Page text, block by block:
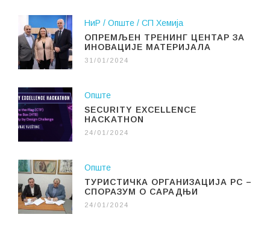
НиР Опште
СП Хемија
ОПРЕМЉЕН ТРЕНИНГ ЦЕНТАР ЗА
ИНОВАЦИЈЕ МАТЕРИЈАЛА
31/01/2024
Опште
SECURITY EXCELLENCE
HACKATHON
24/01/2024
Опште
ТУРИСТИЧКА ОРГАНИЗАЦИЈА РС –
СПОРАЗУМ О САРАДЊИ
24/01/2024